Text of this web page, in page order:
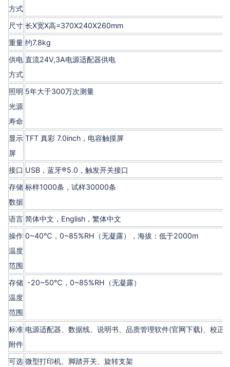
方式
尺寸 长X宽X高=370X240X260mm
重量 约7.8kg
供电
方式
直流24V,3A电源适配器供电
照明
光源
寿命
5年大于300万次测量
显示
屏
TFT 真彩 7.0inch，电容触摸屏
接口 USB，蓝牙®5.0，触发开关接口
存储
数据
标样1000条，试样30000条
语言 简体中文，English，繁体中文
操作
温度
范围
0~40℃，0~85%RH（无凝露），海拔：低于2000m
存储
温度
范围
-20~50℃，0~85%RH（无凝露）
标准
附件
电源适配器、数据线、说明书、品质管理软件(官网下载)、校正
可选 微型打印机、脚踏开关、旋转支架